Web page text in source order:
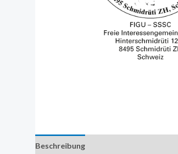
Beschreibung